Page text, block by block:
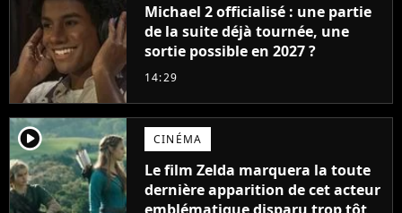
Michael 2 officialisé : une partie
de la suite déjà tournée, une
sortie possible en 2027 ?
14:29
player2 CINÉMA
Le film Zelda marquera la toute
dernière apparition de cet acteur